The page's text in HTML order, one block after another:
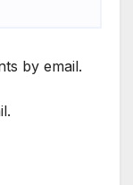
by email.